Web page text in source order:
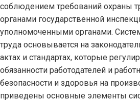
соблюдением требований охраны
органами государственной
уполномоченными органами.
труда основывается на
актах и стандартах, которые
обязанности работодателей и
безопасности и здоровья на
приведены основные элементы